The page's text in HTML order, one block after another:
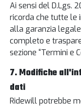
Ai sensi del D.Lgs.
ricorda che tutte le
alla garanzia
completo e
sezione “Termini e
7. Modifiche
dati
Ridewill potrebbe